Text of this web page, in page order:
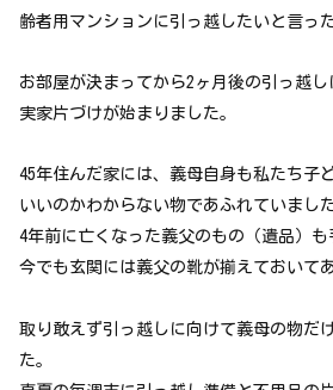
齢者用マンションに引っ越したいと言っ
お部屋が決まってから2ヶ月後の引っ越
実家片づけが始まりました。
45年住んだ家には、義母自身も私たち子
いいのかわからない物であふれていました
4年前に亡くなった義父のもの（遺品）も
今でも玄関には義父の靴が揃えておいて
取り敢えず引っ越しに向けて義母の物だ
た。